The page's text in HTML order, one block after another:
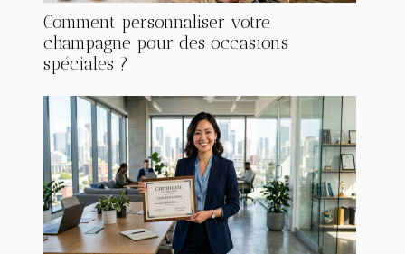
Comment personnaliser votre
champagne pour des occasions
spéciales ?